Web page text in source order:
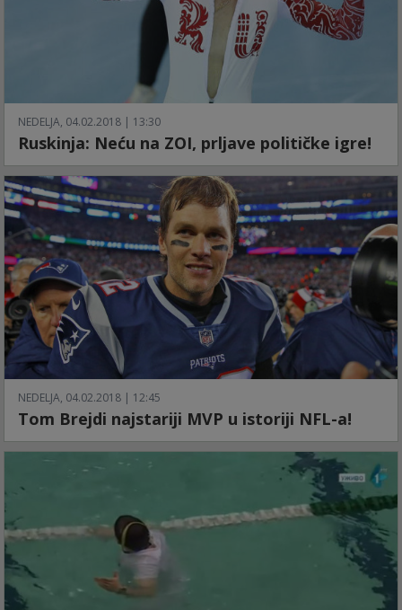
NEDELJA, 04.02.2018 | 13:30
Ruskinja: Neću na ZOI, prljave političke igre!
NEDELJA, 04.02.2018 | 12:45
Tom Brejdi najstariji MVP u istoriji NFL-a!